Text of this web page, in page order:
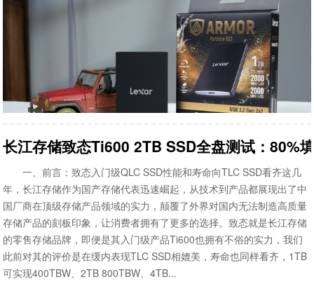
长江存储致态Ti600 2TB SSD全盘测试：80%
一、前言：致态入门级QLC SSD性能和寿命向TLC SSD看齐这几
年，长江存储作为国产存储代表迅速崛起，从技术到产品都展现出了中
国厂商在顶级存储产品领域的实力，颠覆了外界对国内无法制造高质量
存储产品的刻板印象，让消费者拥有了更多的选择。致态就是长江存储
的零售存储品牌，即便是其入门级产品Ti600也拥有不俗的实力，我们
此前对其的评价是在缓内表现TLC SSD相媲美，寿命也同样看齐，1TB
可实现400TBW、2TB 800TBW、4TB...